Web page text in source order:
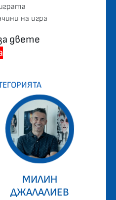
на игра
двете
МИЛИН
ДЖАЛАЛИЕВ